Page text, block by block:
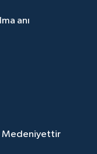
anı
Medeniyettir